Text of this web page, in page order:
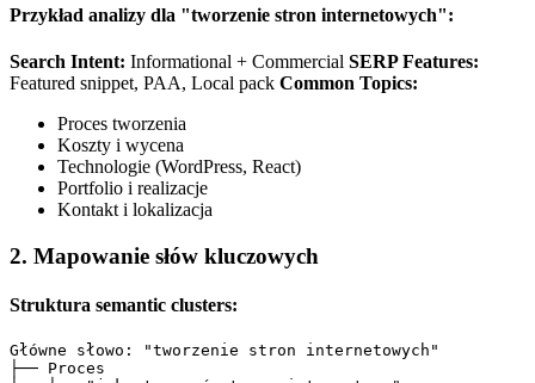
Przykład analizy dla "tworzenie stron internetowych":
Search Intent: Informational + Commercial SERP Features:
Featured snippet, PAA, Local pack Common Topics:
Proces tworzenia
Koszty i wycena
Technologie (WordPress, React)
Portfolio i realizacje
Kontakt i lokalizacja
2. Mapowanie słów kluczowych
Struktura semantic clusters:
Główne słowo: "tworzenie stron internetowych"
├── Proces